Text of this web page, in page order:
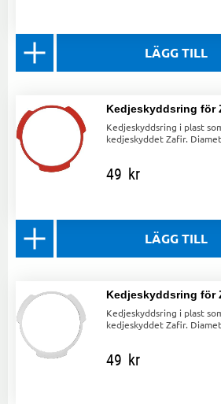
Kedjeskyddsring för
Kedjeskyddsring i plast
kedjeskyddet Zafir.
49 kr
Kedjeskyddsring för
Kedjeskyddsring i plast
kedjeskyddet Zafir.
49 kr